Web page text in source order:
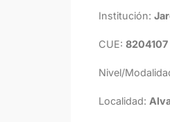
Institución:
CUE: 8204107
Nivel/
Localidad: